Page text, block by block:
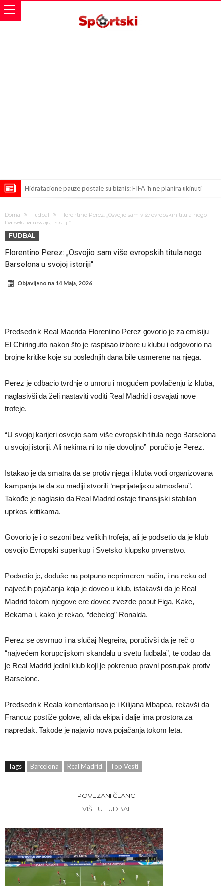
Hidratacione pauze postale su biznis: FIFA ih ne planira ukinuti
Infantino i ljubavnička veza: Kontroverzni detalji i novčana isplata iz
UEFA
Murinjo uvodi strogu disciplinu u Real Madrid. Ovo su tri nova
pravila
Arsenal za 138 miliona evra dovodi zvezdu Serie A?
Doma Fudbal
Florentino Perez: „Osvojio sam više evropskih titula nego
Barselona u svojoj istoriji“
FUDBAL
Florentino Perez: „Osvojio sam više evropskih titula nego
Barselona u svojoj istoriji“
Objavljeno na 14 Maja, 2026
Predsednik Real Madrida Florentino Perez govorio je za emisiju
El Chiringuito nakon što je raspisao izbore u klubu i odgovorio na
brojne kritike koje su poslednjih dana bile usmerene na njega.
Perez je odbacio tvrdnje o umoru i mogućem povlačenju iz kluba,
naglasivši da želi nastaviti voditi Real Madrid i osvajati nove
trofeje.
“U svojoj karijeri osvojio sam više evropskih titula nego Barselona
u svojoj istoriji. Ali nekima ni to nije dovoljno”, poručio je Perez.
Istakao je da smatra da se protiv njega i kluba vodi organizovana
kampanja te da su mediji stvorili “neprijateljsku atmosferu”.
Takođe je naglasio da Real Madrid ostaje finansijski stabilan
uprkos kritikama.
Govorio je i o sezoni bez velikih trofeja, ali je podsetio da je klub
osvojio Evropski superkup i Svetsko klupsko prvenstvo.
Podsetio je, doduše na potpuno neprimeren način, i na neka od
najvećih pojačanja koja je doveo u klub, istakavši da je Real
Madrid tokom njegove ere doveo zvezde poput Figa, Kake,
Bekama i, kako je rekao, “debelog” Ronalda.
Perez se osvrnuo i na slučaj Negreira, poručivši da je reč o
“najvećem korupcijskom skandalu u svetu fudbala”, te dodao da
je Real Madrid jedini klub koji je pokrenuo pravni postupak protiv
Barselone.
Predsednik Reala komentarisao je i Kilijana Mbapea, rekavši da
Francuz postiže golove, ali da ekipa i dalje ima prostora za
napredak. Takođe je najavio nova pojačanja tokom leta.
Tags Barcelona Real Madrid Top Vesti
POVEZANI ČLANCI
VIŠE U FUDBAL